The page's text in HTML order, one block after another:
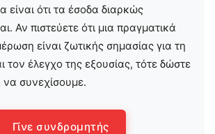
είναι ότι τα έσοδα διαρκώς
Αν πιστεύετε ότι μια πραγματικά
είναι ζωτικής σημασίας για τη
τον έλεγχο της εξουσίας, τότε δώστε
συνεχίσουμε.
Γίνε συνδρομητής